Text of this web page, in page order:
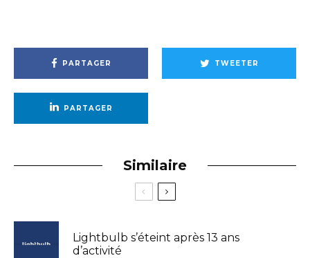
PARTAGER TWEETER
PARTAGER
Similaire
Lightbulb s’éteint après 13 ans
d’activité